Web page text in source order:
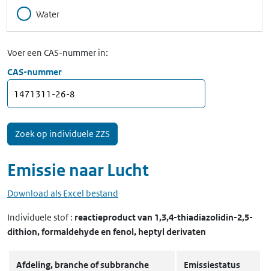
Water
Voer een CAS-nummer in:
CAS-nummer
Emissie naar Lucht
Download als Excel bestand
Individuele stof: reactieproduct van 1,3,4-thiadiazolidin-2,5-
dithion, formaldehyde en fenol, heptyl derivaten
Afdeling, branche of subbranche Emissiestatus